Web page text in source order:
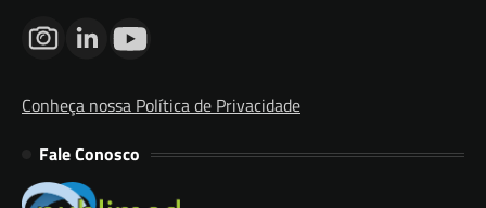
Conheça nossa Política de Privacidade
Fale Conosco